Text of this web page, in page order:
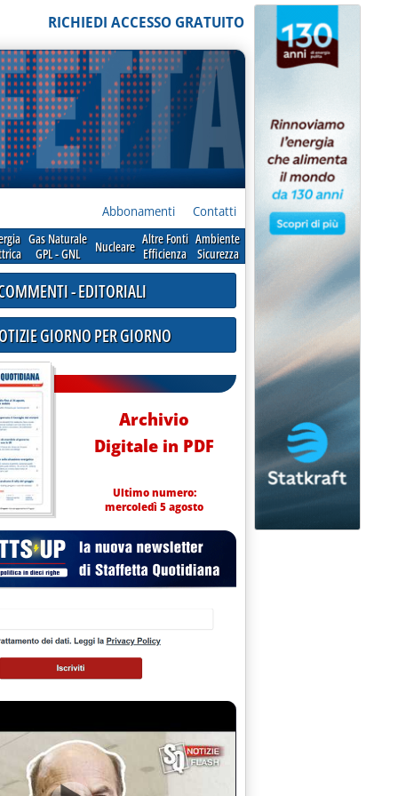
RICHIEDI ACCESSO GRATUITO
Abbonamenti Contatti
Gas Naturale
GPL - GNL
Nucleare Altre Fonti
Efficienza
Ambiente
Sicurezza
- EDITORIALI
GIORNO PER GIORNO
Archivio
Digitale in PDF
Ultimo numero:
mercoledì 5 agosto